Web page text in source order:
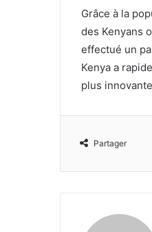
Grâce à la
des Kenyans
effectué un
Kenya a
plus
Partager